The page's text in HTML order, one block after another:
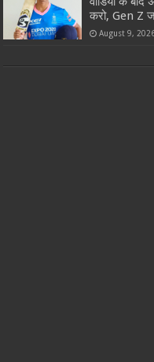
करो, Gen Z
August 9,